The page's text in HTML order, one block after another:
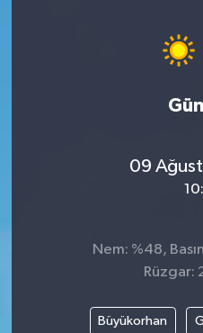
09
Nem: %48,
Rüzgar:
Büyükorhan